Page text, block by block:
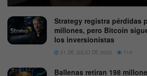
Strategy registra pérdidas
millones, pero Bitcoin
los inversionistas
31 DE JULIO DE 2026 714
Ballenas retiran 198